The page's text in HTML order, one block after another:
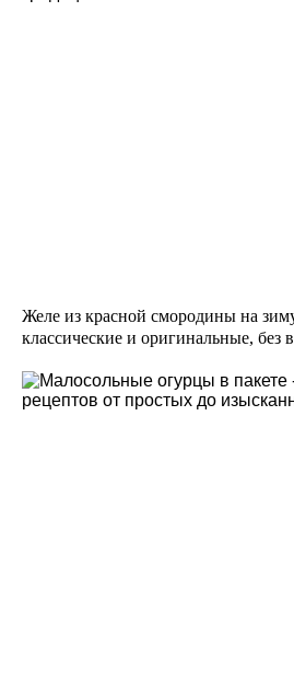
Желе из красной смородины на
классические и оригинальные, без